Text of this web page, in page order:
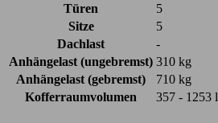
Türen
5
Sitze
5
Dachlast
-
Anhängelast (ungebremst) 310 kg
Anhängelast (gebremst)
710 kg
Kofferraumvolumen
357 - 1253 l